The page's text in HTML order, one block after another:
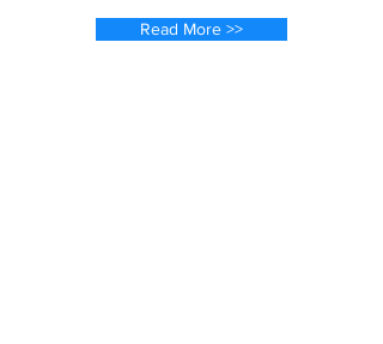
Read More >>